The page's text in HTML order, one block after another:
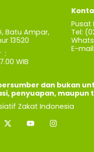
Batu Ampar,
13520
:
WIB
Pusat
Tel:
E-mail:
dan bukan
penyuapan, maupun
Zakat Indonesia